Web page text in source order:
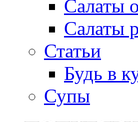
Салаты
Салаты
Статьи
Будь в
Супы